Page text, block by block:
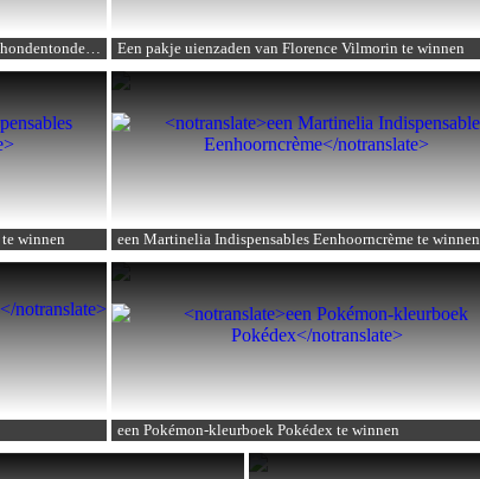
een feeder Candure hondennagelknipper voor hondentondeuses en nagelknippers te winnen
Een pakje uienzaden van Florence Vilmorin te winnen
te winnen een Martinelia Indispensables Eenhoorncrème te winnen
een Pokémon-kleurboek Pokédex te winnen